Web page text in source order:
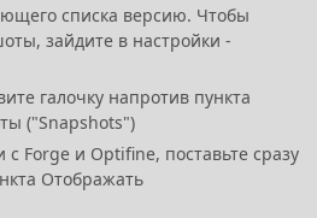
списка версию. Чтобы
зайдите в настройки -
галочку напротив пункта
("Snapshots")
Forge и Optifine, поставьте сразу
Отображать